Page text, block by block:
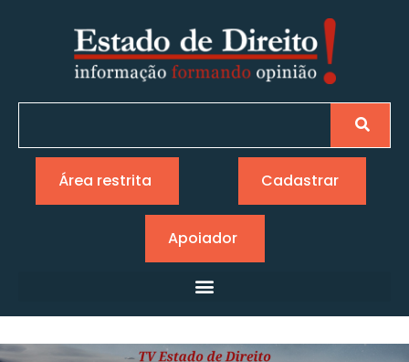
Área restrita Cadastrar
Apoiador